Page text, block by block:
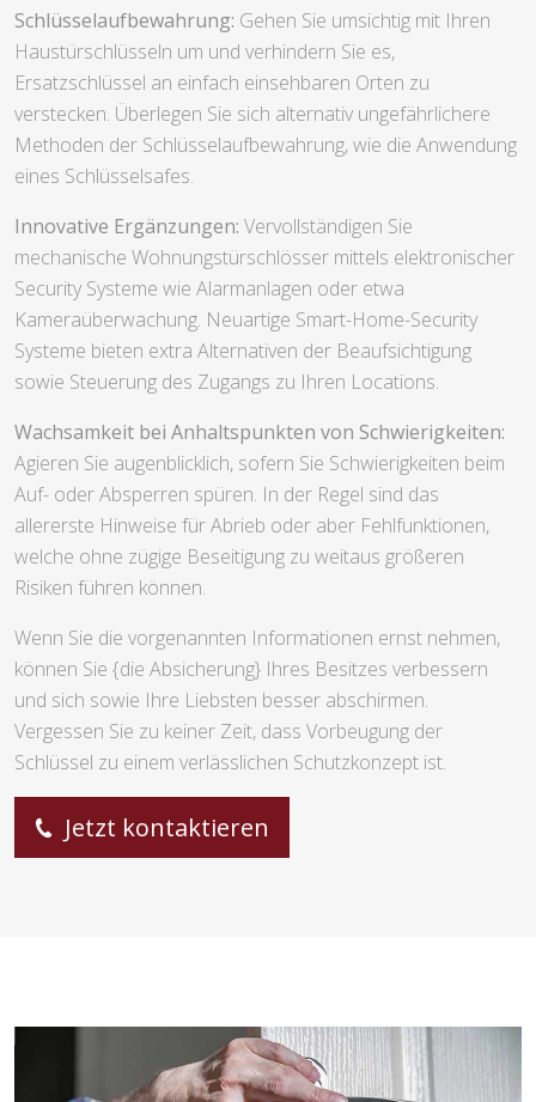
Schlüsselaufbewahrung: Gehen Sie umsichtig mit Ihren
Haustürschlüsseln um und verhindern Sie es,
Ersatzschlüssel an einfach einsehbaren Orten zu
verstecken. Überlegen Sie sich alternativ ungefährlichere
Methoden der Schlüsselaufbewahrung, wie die Anwendung
eines Schlüsselsafes.
Innovative Ergänzungen: Vervollständigen Sie
mechanische Wohnungstürschlösser mittels elektronischer
Security Systeme wie Alarmanlagen oder etwa
Kameraüberwachung. Neuartige Smart-Home-Security
Systeme bieten extra Alternativen der Beaufsichtigung
sowie Steuerung des Zugangs zu Ihren Locations.
Wachsamkeit bei Anhaltspunkten von Schwierigkeiten:
Agieren Sie augenblicklich, sofern Sie Schwierigkeiten beim
Auf- oder Absperren spüren. In der Regel sind das
allererste Hinweise für Abrieb oder aber Fehlfunktionen,
welche ohne zügige Beseitigung zu weitaus größeren
Risiken führen können.
Wenn Sie die vorgenannten Informationen ernst nehmen,
können Sie {die Absicherung} Ihres Besitzes verbessern
und sich sowie Ihre Liebsten besser abschirmen.
Vergessen Sie zu keiner Zeit, dass Vorbeugung der
Schlüssel zu einem verlässlichen Schutzkonzept ist.
Jetzt kontaktieren